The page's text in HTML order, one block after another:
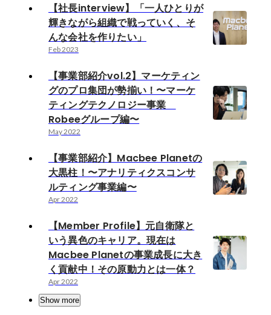
【社長interview】「一人ひとりが
輝きながら組織で戦っていく、そ
んな会社を作りたい」
Feb 2023
【事業部紹介vol.2】マーケティン
グのプロ集団が勢揃い！〜マーケ
ティングテクノロジー事業
Robeeグループ編〜
May 2022
【事業部紹介】Macbee Planetの
大黒柱！〜アナリティクスコンサ
ルティング事業編〜
Apr 2022
【Member Profile】元自衛隊と
いう異色のキャリア。現在は
Macbee Planetの事業成長に大き
く貢献中！その原動力とは一体？
Apr 2022
Show more